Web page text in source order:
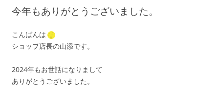
今年もありがとうございました。
こんばんは
ショップ店長の山添です。
2024年もお世話になりまして
ありがとうございました。